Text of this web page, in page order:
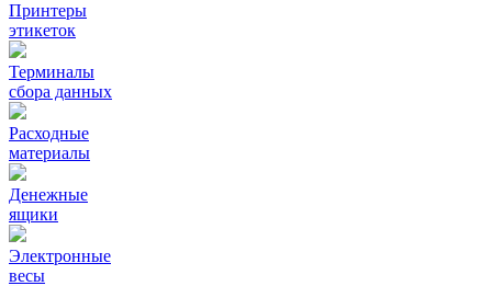
Принтеры
этикеток
Терминалы
сбора данных
Расходные
материалы
Денежные
ящики
Электронные
весы